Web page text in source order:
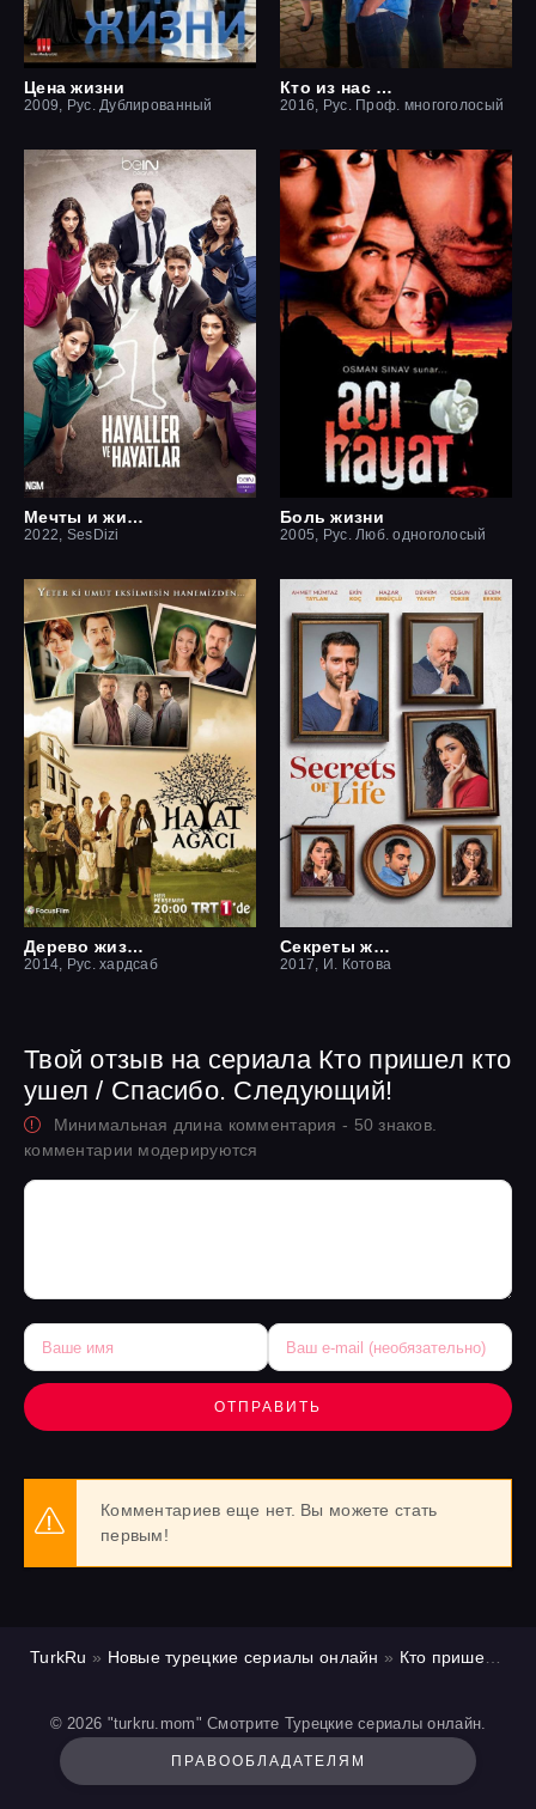
Цена жизни
2009, Рус. Дублированный
Кто из нас не любил?
2016, Рус. Проф. многоголосый
Мечты и жизни
2022, SesDizi
Боль жизни
2005, Рус. Люб. одноголосый
Дерево жизни
2014, Рус. хардсаб
Секреты жизни
2017, И. Котова
Твой отзыв на сериала Кто пришел кто
ушел / Спасибо. Следующий!
Минимальная длина комментария - 50 знаков.
комментарии модерируются
ОТПРАВИТЬ
Комментариев еще нет. Вы можете стать
первым!
TurkRu » Новые турецкие сериалы онлайн » Кто пришел кто ушел / Спасибо. Следующий!
© 2026 "turkru.mom" Смотрите Турецкие сериалы онлайн.
ПРАВООБЛАДАТЕЛЯМ